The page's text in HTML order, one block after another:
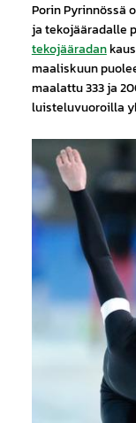
Porin Pyrinnössä
ja tekojääradalle
tekojääradan
maaliskuun
maalattu 333 ja
luisteluvuoroilla